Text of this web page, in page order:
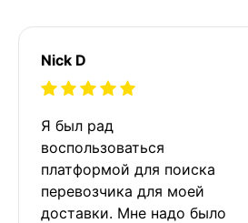
Nick D
Я был рад
воспользоваться
платформой для поиска
перевозчика для моей
доставки. Мне надо было